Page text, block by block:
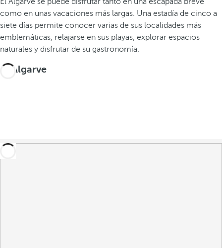
como en unas vacaciones más largas. Una estadía de cinco a
siete días permite conocer varias de sus localidades más
emblemáticas, relajarse en sus playas, explorar espacios
naturales y disfrutar de su gastronomía.
El Algarve